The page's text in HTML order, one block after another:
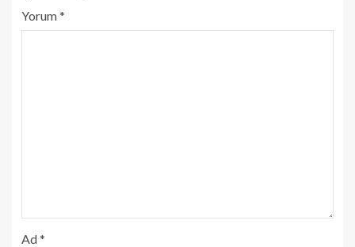
Yorum*
Ad*